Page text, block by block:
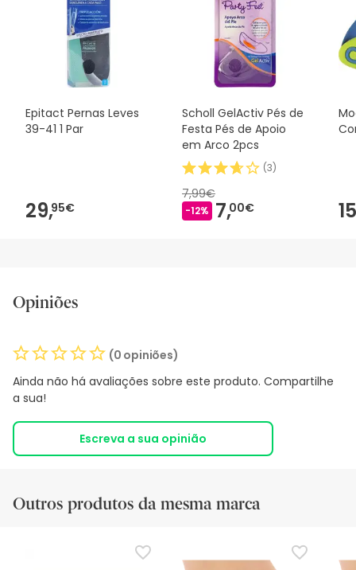
segurança, não hesites em contactar-nos. Além disso, se
desejares, também podes devolver o produto seguindo os
nossos termos e condições
Epitact Pernas Leves
39-41 1 Par
29,95€
Scholl GelActiv Pés de
Festa Pés de Apoio
em Arco 2pcs
(3)
7,99€
-12% 7,00€
Opiniões
(0 opiniões)
Ainda não há avaliações sobre este produto. Compartilhe
a sua!
Escreva a sua opinião
Outros produtos da mesma marca